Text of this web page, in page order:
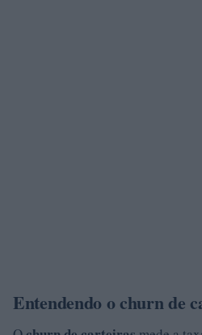
Entendendo o churn de